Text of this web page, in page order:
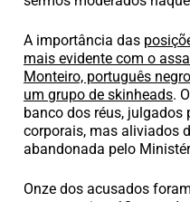
A importância das
mais evidente com o
Monteiro, português
um grupo de skinheads.
banco dos réus,
corporais, mas aliviados
abandonada pelo
Onze dos acusados